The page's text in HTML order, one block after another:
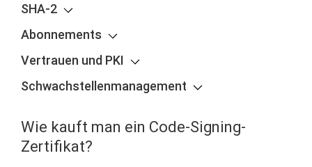
SHA-2
Abonnements
Vertrauen und PKI
Schwachstellenmanagement
Wie kauft man ein Code-Signing-
Zertifikat?